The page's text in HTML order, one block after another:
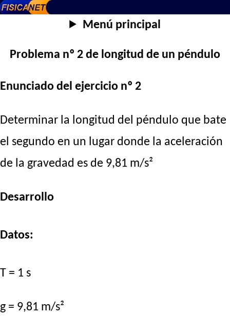
Menú principal
Problema nº 2 de longitud de un péndulo
Enunciado del ejercicio nº 2
Determinar la longitud del péndulo que bate
el segundo en un lugar donde la aceleración
de la gravedad es de 9,81 m/s²
Desarrollo
Datos:
T = 1 s
g = 9,81 m/s²